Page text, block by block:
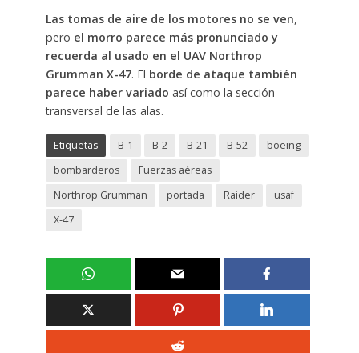
Las tomas de aire de los motores no se ven,
pero el morro parece más pronunciado y
recuerda al usado en el UAV Northrop
Grumman X-47. El borde de ataque también
parece haber variado así como la sección
transversal de las alas.
Etiquetas B-1 B-2 B-21 B-52
boeing
bombarderos
Fuerzas aéreas
Northrop Grumman
portada Raider
usaf
X-47